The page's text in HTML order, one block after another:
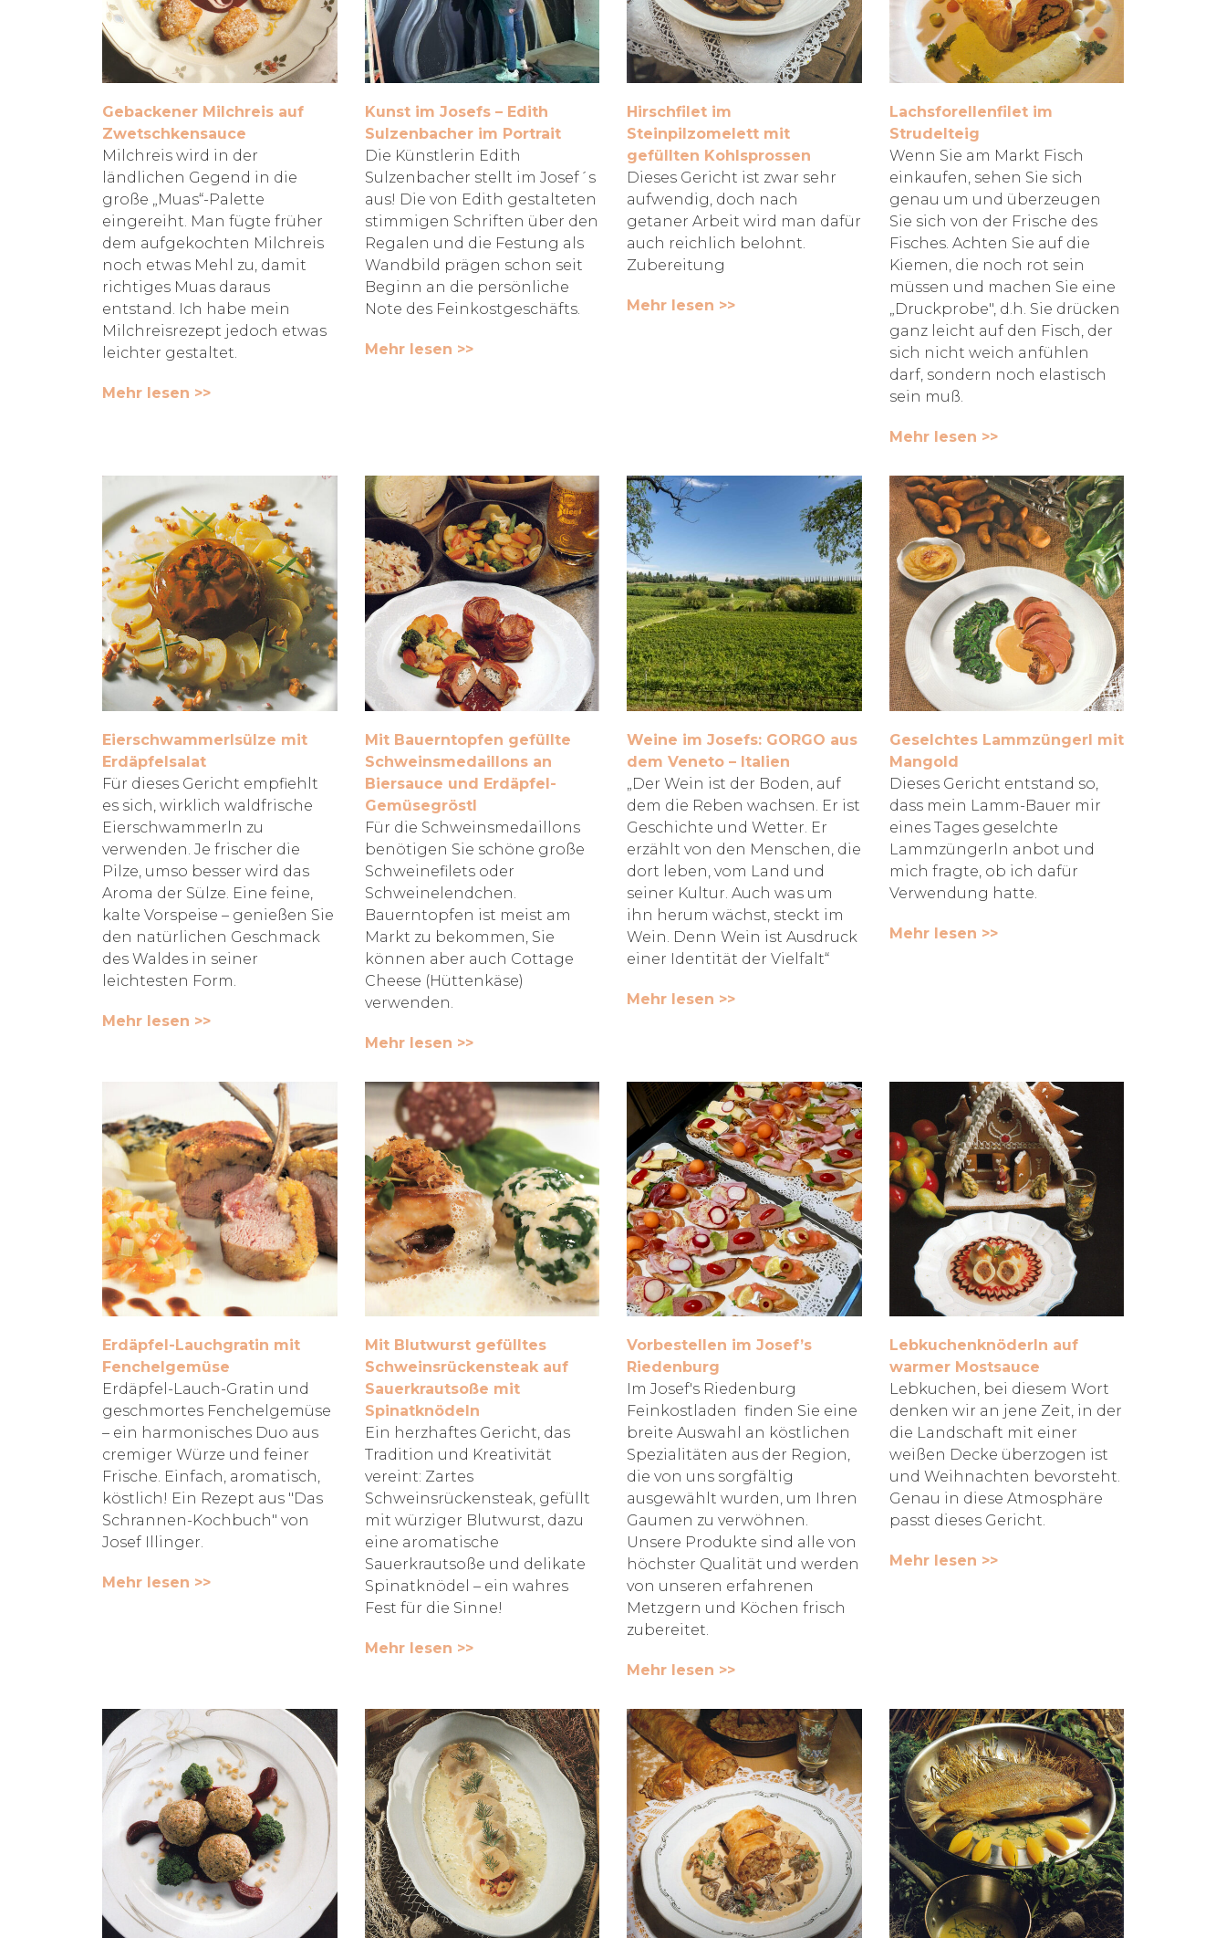
Gebackener Milchreis auf
Zwetschkensauce
Milchreis wird in der
ländlichen Gegend in die
große „Muas“-Palette
eingereiht. Man fügte früher
dem aufgekochten Milchreis
noch etwas Mehl zu, damit
richtiges Muas daraus
entstand. Ich habe mein
Milchreisrezept jedoch etwas
leichter gestaltet.
Mehr lesen >>
Kunst im Josefs – Edith
Sulzenbacher im Portrait
Die Künstlerin Edith
Sulzenbacher stellt im Josef´s
aus! Die von Edith gestalteten
stimmigen Schriften über den
Regalen und die Festung als
Wandbild prägen schon seit
Beginn an die persönliche
Note des Feinkostgeschäfts.
Mehr lesen >>
Hirschfilet im
Steinpilzomelett mit
gefüllten Kohlsprossen
Dieses Gericht ist zwar sehr
aufwendig, doch nach
getaner Arbeit wird man dafür
auch reichlich belohnt.
Zubereitung
Mehr lesen >>
Lachsforellenfilet im
Strudelteig
Wenn Sie am Markt Fisch
einkaufen, sehen Sie sich
genau um und überzeugen
Sie sich von der Frische des
Fisches. Achten Sie auf die
Kiemen, die noch rot sein
müssen und machen Sie eine
„Druckprobe", d.h. Sie drücken
ganz leicht auf den Fisch, der
sich nicht weich anfühlen
darf, sondern noch elastisch
sein muß.
Mehr lesen >>
Eierschwammerlsülze mit
Erdäpfelsalat
Für dieses Gericht empfiehlt
es sich, wirklich waldfrische
Eierschwammerln zu
verwenden. Je frischer die
Pilze, umso besser wird das
Aroma der Sülze. Eine feine,
kalte Vorspeise – genießen Sie
den natürlichen Geschmack
des Waldes in seiner
leichtesten Form.
Mehr lesen >>
Mit Bauerntopfen gefüllte
Schweinsmedaillons an
Biersauce und Erdäpfel-
Gemüsegröstl
Für die Schweinsmedaillons
benötigen Sie schöne große
Schweinefilets oder
Schweinelendchen.
Bauerntopfen ist meist am
Markt zu bekommen, Sie
können aber auch Cottage
Cheese (Hüttenkäse)
verwenden.
Mehr lesen >>
Weine im Josefs: GORGO aus
dem Veneto – Italien
„Der Wein ist der Boden, auf
dem die Reben wachsen. Er ist
Geschichte und Wetter. Er
erzählt von den Menschen, die
dort leben, vom Land und
seiner Kultur. Auch was um
ihn herum wächst, steckt im
Wein. Denn Wein ist Ausdruck
einer Identität der Vielfalt“
Mehr lesen >>
Geselchtes Lammzüngerl mit
Mangold
Dieses Gericht entstand so,
dass mein Lamm-Bauer mir
eines Tages geselchte
Lammzüngerln anbot und
mich fragte, ob ich dafür
Verwendung hatte.
Mehr lesen >>
Erdäpfel-Lauchgratin mit
Fenchelgemüse
Erdäpfel-Lauch-Gratin und
geschmortes Fenchelgemüse
– ein harmonisches Duo aus
cremiger Würze und feiner
Frische. Einfach, aromatisch,
köstlich! Ein Rezept aus "Das
Schrannen-Kochbuch" von
Josef Illinger.
Mehr lesen >>
Mit Blutwurst gefülltes
Schweinsrückensteak auf
Sauerkrautsoße mit
Spinatknödeln
Ein herzhaftes Gericht, das
Tradition und Kreativität
vereint: Zartes
Schweinsrückensteak, gefüllt
mit würziger Blutwurst, dazu
eine aromatische
Sauerkrautsoße und delikate
Spinatknödel – ein wahres
Fest für die Sinne!
Mehr lesen >>
Vorbestellen im Josef’s
Riedenburg
Im Josef's Riedenburg
Feinkostladen finden Sie eine
breite Auswahl an köstlichen
Spezialitäten aus der Region,
die von uns sorgfältig
ausgewählt wurden, um Ihren
Gaumen zu verwöhnen.
Unsere Produkte sind alle von
höchster Qualität und werden
von unseren erfahrenen
Metzgern und Köchen frisch
zubereitet.
Mehr lesen >>
Lebkuchenknöderln auf
warmer Mostsauce
Lebkuchen, bei diesem Wort
denken wir an jene Zeit, in der
die Landschaft mit einer
weißen Decke überzogen ist
und Weihnachten bevorsteht.
Genau in diese Atmosphäre
passt dieses Gericht.
Mehr lesen >>